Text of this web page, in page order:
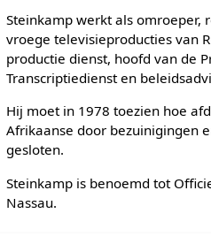
Steinkamp werkt als omroeper,
vroege televisieproducties van
productie dienst, hoofd van de
Transcriptiedienst en
Hij moet in 1978 toezien hoe
Afrikaanse door bezuinigingen
gesloten.
Steinkamp is benoemd tot
Nassau.